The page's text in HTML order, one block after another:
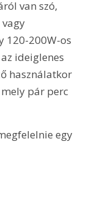
van szó,
120-200W-os
ideiglenes
használatkor
pár perc
egy